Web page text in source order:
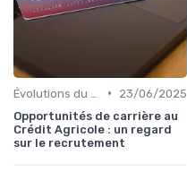
•
23/06/2025
Opportunités de carrière au
Crédit Agricole : un regard
sur le recrutement